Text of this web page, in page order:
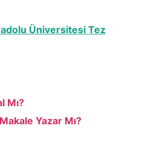
Üniversitesi Tez
Mı?
Yazar Mı?